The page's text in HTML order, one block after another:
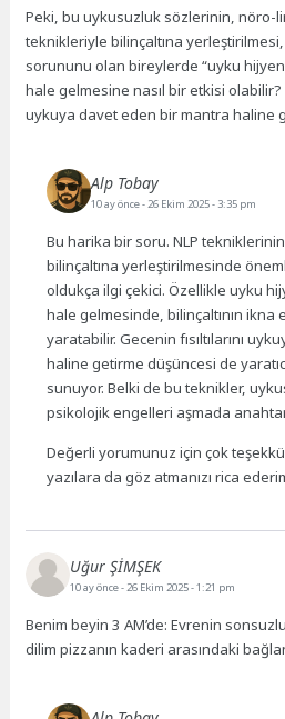
Peki, bu uykusuzluk sözlerinin, nöro-
teknikleriyle bilinçaltına
sorununu olan bireylerde “uyku hijyeni”
hale gelmesine nasıl bir etkisi olabilir?
uykuya davet eden bir mantra haline
Alp Tobay
10 ay önce- 26 Ekim 2025 - 3:35 pm
Bu harika bir soru. NLP
bilinçaltına yerleştirilmesinde
oldukça ilgi çekici. Özellikle uyku
hale gelmesinde, bilinçaltının
yaratabilir. Gecenin fısıltılarını
haline getirme düşüncesi de
sunuyor. Belki de bu teknikler,
psikolojik engelleri aşmada
Değerli yorumunuz için çok
yazılara da göz atmanızı rica
Uğur ŞİMŞEK
10 ay önce- 26 Ekim 2025 - 1:21 pm
Benim beyin 3 AM’de: Evrenin
dilim pizzanın kaderi arasındaki